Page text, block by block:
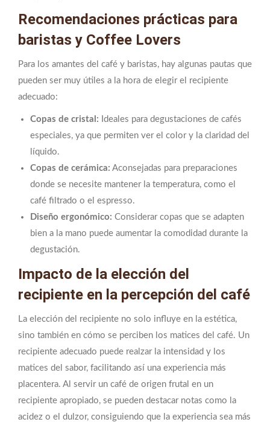
Recomendaciones prácticas para
baristas y Coffee Lovers
Para los amantes del café y baristas, hay algunas pautas que
pueden ser muy útiles a la hora de elegir el recipiente
adecuado:
Copas de cristal: Ideales para degustaciones de cafés
especiales, ya que permiten ver el color y la claridad del
líquido.
Copas de cerámica: Aconsejadas para preparaciones
donde se necesite mantener la temperatura, como el
café filtrado o el espresso.
Diseño ergonómico: Considerar copas que se adapten
bien a la mano puede aumentar la comodidad durante la
degustación.
Impacto de la elección del
recipiente en la percepción del café
La elección del recipiente no solo influye en la estética,
sino también en cómo se perciben los matices del café. Un
recipiente adecuado puede realzar la intensidad y los
matices del sabor, facilitando así una experiencia más
placentera. Al servir un café de origen frutal en un
recipiente apropiado, se pueden destacar notas como la
acidez o el dulzor, consiguiendo que la experiencia sea más